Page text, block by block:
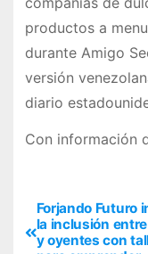
productos a
durante Amigo
versión
diario
Con información
Forjando Futuro
la inclusión
y oyentes con